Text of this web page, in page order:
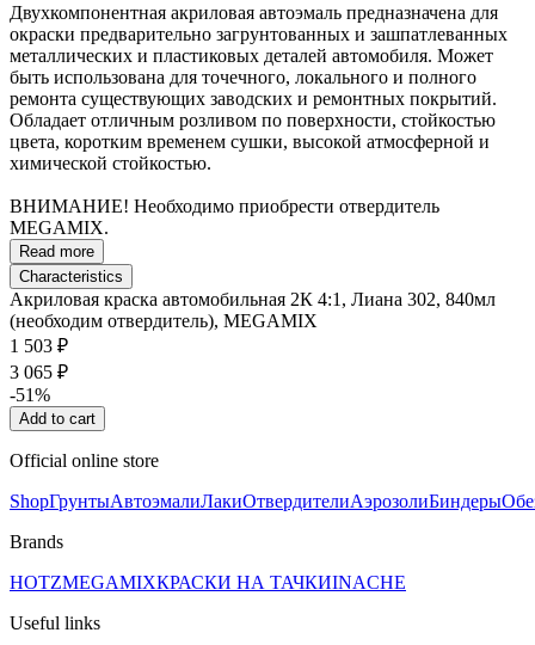
Двухкомпонентная акриловая автоэмаль предназначена для
окраски предварительно загрунтованных и зашпатлеванных
металлических и пластиковых деталей автомобиля. Может
быть использована для точечного, локального и полного
ремонта существующих заводских и ремонтных покрытий.
Обладает отличным розливом по поверхности, стойкостью
цвета, коротким временем сушки, высокой атмосферной и
химической стойкостью.
ВНИМАНИЕ! Необходимо приобрести отвердитель
MEGAMIX.
Read more
Characteristics
Акриловая краска автомобильная 2К 4:1, Лиана 302, 840мл
(необходим отвердитель), MEGAMIX
1 503 ₽
3 065 ₽
-51%
Add to cart
Official online store
ShopГрунтыАвтоэмалиЛакиОтвердителиАэрозолиБиндеры
Brands
HOTZMEGAMIXКРАСКИ НА ТАЧКИINACHE
Useful links